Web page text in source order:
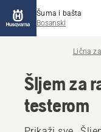
Šuma i bašta
Bosanski
Lična
Šljem za
testerom